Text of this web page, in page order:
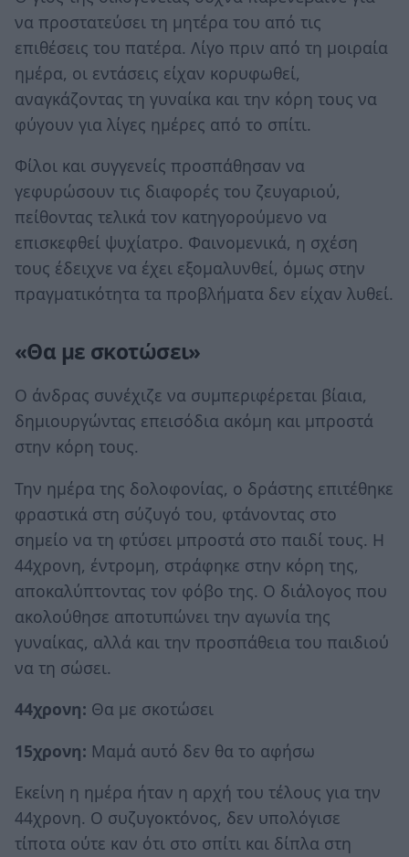
να προστατεύσει τη μητέρα του από τις
επιθέσεις του πατέρα. Λίγο πριν από τη μοιραία
ημέρα, οι εντάσεις είχαν κορυφωθεί,
αναγκάζοντας τη γυναίκα και την κόρη τους να
φύγουν για λίγες ημέρες από το σπίτι.
Φίλοι και συγγενείς προσπάθησαν να
γεφυρώσουν τις διαφορές του ζευγαριού,
πείθοντας τελικά τον κατηγορούμενο να
επισκεφθεί ψυχίατρο. Φαινομενικά, η σχέση
τους έδειχνε να έχει εξομαλυνθεί, όμως στην
πραγματικότητα τα προβλήματα δεν είχαν λυθεί.
«Θα με σκοτώσει»
Ο άνδρας συνέχιζε να συμπεριφέρεται βίαια,
δημιουργώντας επεισόδια ακόμη και μπροστά
στην κόρη τους.
Την ημέρα της δολοφονίας, ο δράστης επιτέθηκε
φραστικά στη σύζυγό του, φτάνοντας στο
σημείο να τη φτύσει μπροστά στο παιδί τους. Η
44χρονη, έντρομη, στράφηκε στην κόρη της,
αποκαλύπτοντας τον φόβο της. Ο διάλογος που
ακολούθησε αποτυπώνει την αγωνία της
γυναίκας, αλλά και την προσπάθεια του παιδιού
να τη σώσει.
44χρονη: Θα με σκοτώσει
15χρονη: Μαμά αυτό δεν θα το αφήσω
Εκείνη η ημέρα ήταν η αρχή του τέλους για την
44χρονη. Ο συζυγοκτόνος, δεν υπολόγισε
τίποτα ούτε καν ότι στο σπίτι και δίπλα στη